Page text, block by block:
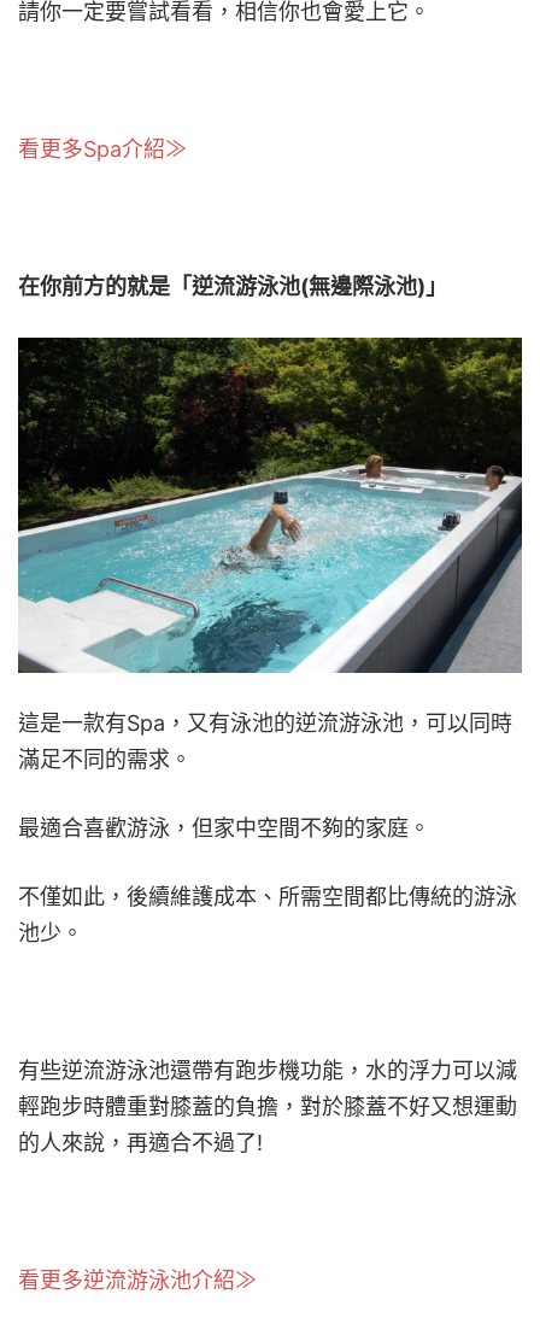
請你一定要嘗試看看，相信你也會愛上它。
看更多Spa介紹≫
在你前方的就是「逆流游泳池(無邊際泳池)」
這是一款有Spa，又有泳池的逆流游泳池，可以同時
滿足不同的需求。
最適合喜歡游泳，但家中空間不夠的家庭。
不僅如此，後續維護成本、所需空間都比傳統的游泳
池少。
有些逆流游泳池還帶有跑步機功能，水的浮力可以減
輕跑步時體重對膝蓋的負擔，對於膝蓋不好又想運動
的人來說，再適合不過了!
看更多逆流游泳池介紹≫